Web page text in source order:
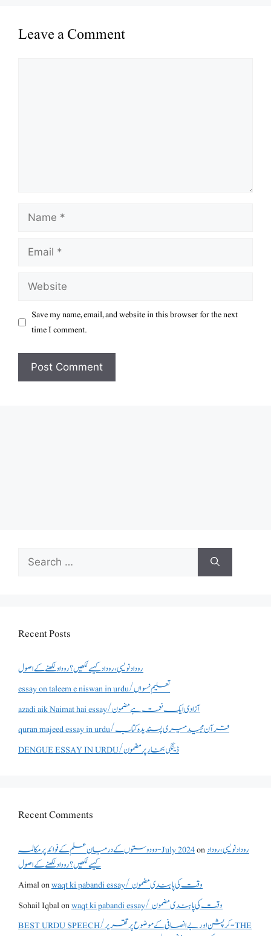
Leave a Comment
Name
Email
Website
Save my name, email, and website in this browser for the next
time I comment.
Search
for:
Recent Posts
روداد نویسی ،روداد کیسے لکھیں؟ روداد لکھنے کے اصول
essay on taleem e niswan in urdu/تعلیم نسواں
azadi aik Naimat hai essay/آزادی ایک نعمت ہے مضمون
quran majeed essay in urdu/قرآن مجید میری پسندیدہ کتاب
DENGUE ESSAY IN URDU/ڈینگی بخار پر مضمون
Recent Comments
دو دوستوں کے درمیان علم کے فوائد پر مکالمہ - July 2024onروداد نویسی ،روداد
کیسے لکھیں؟ روداد لکھنے کے اصول
Aimalon
waqt ki pabandi essay/ وقت کی پابندی مضمون
Sohail Iqbalon
waqt ki pabandi essay/ وقت کی پابندی مضمون
BEST URDU SPEECH/کرپشن اور بے انصافی کے موضوع پر تقریر - THE